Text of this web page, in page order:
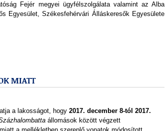
Fejér megyei ügyfélszolgálata valamint az Alba
Egyesület, Székesfehérvári Álláskeresők Egyesülete
MIATT
a lakosságot, hogy 2017. december 8-tól 2017.
állomások között végzett